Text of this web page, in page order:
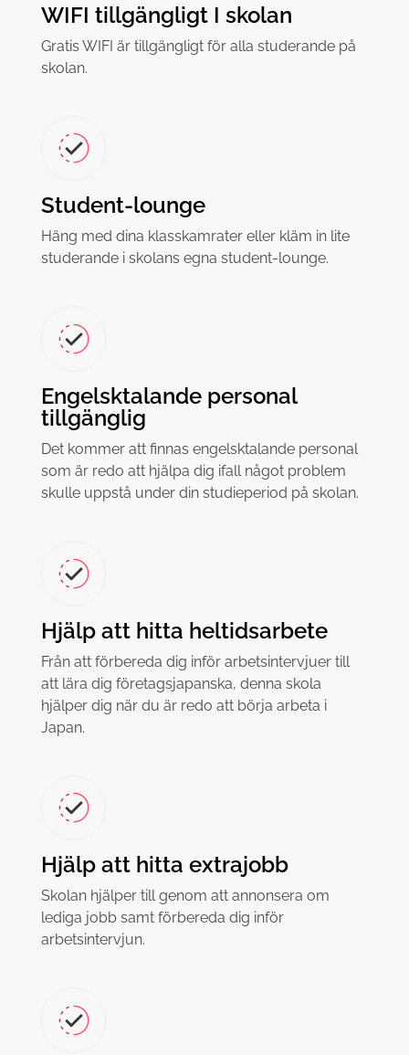
WIFI tillgängligt I skolan
Gratis WIFI är tillgängligt för alla studerande på
skolan.
Student-lounge
Häng med dina klasskamrater eller kläm in lite
studerande i skolans egna student-lounge.
Engelsktalande personal
tillgänglig
Det kommer att finnas engelsktalande personal
som är redo att hjälpa dig ifall något problem
skulle uppstå under din studieperiod på skolan.
Hjälp att hitta heltidsarbete
Från att förbereda dig inför arbetsintervjuer till
att lära dig företagsjapanska, denna skola
hjälper dig när du är redo att börja arbeta i
Japan.
Hjälp att hitta extrajobb
Skolan hjälper till genom att annonsera om
lediga jobb samt förbereda dig inför
arbetsintervjun.